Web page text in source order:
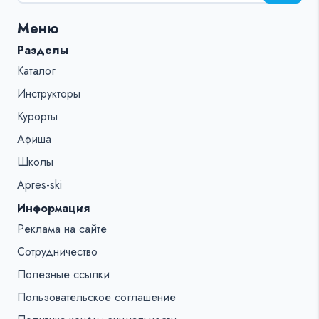
%s:
Меню
Разделы
Каталог
Инструкторы
Курорты
Афиша
Школы
Apres-ski
Информация
Реклама на сайте
Сотрудничество
Полезные ссылки
Пользовательское соглашение